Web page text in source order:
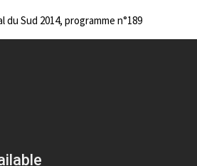
du Sud 2014, programme n°189